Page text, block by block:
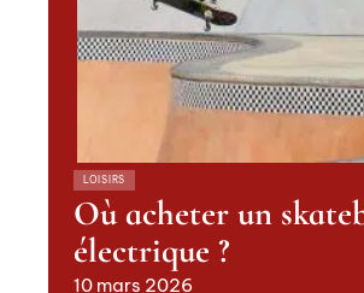
LOISIRS
Où acheter un
électrique ?
10 mars 2026